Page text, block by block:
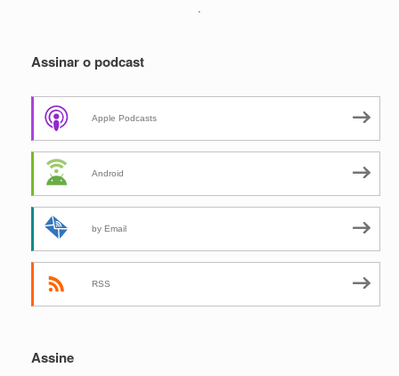
.
Assinar o podcast
Apple Podcasts
Android
by Email
RSS
Assine